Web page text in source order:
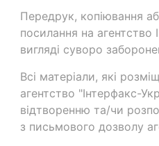
Передрук, копіювання
посилання на агентство
вигляді суворо
Всі матеріали, які
агентство "Інтерфакс-
відтворенню та/чи
з письмового дозволу